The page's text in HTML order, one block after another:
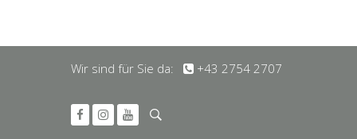
Wir sind für Sie da: +43 2754 2707